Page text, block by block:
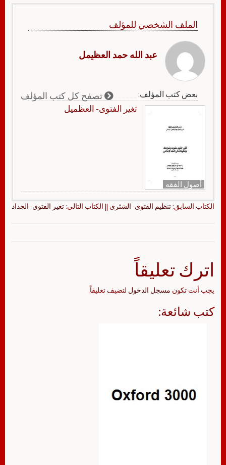
الملف الشخصي للمؤلف
عبد الله حمد العظيمل
بعض كتب المؤلف: تصفح كل كتب المؤلف
أصول الفقه
تغير الفتوى- العظميل
الكتاب السابق: تنظيم الفتوى- الشثري || الكتاب التالي: تغير الفتوى- الحداد
اترك تعليقاً
يجب أنت تكون مسجل الدخول لتضيف تعليقاً.
كتب شائعة: